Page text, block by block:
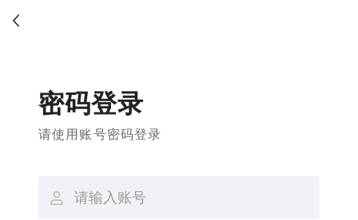
密码登录
请使用账号密码登录